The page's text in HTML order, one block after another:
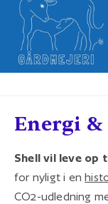
Energi
Shell vil leve op
for nyligt i en
CO2-udledning